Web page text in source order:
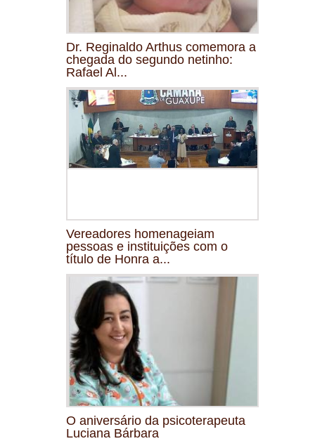
Dr. Reginaldo Arthus comemora a
chegada do segundo netinho:
Rafael Al...
Vereadores homenageiam
pessoas e instituições com o
título de Honra a...
O aniversário da psicoterapeuta
Luciana Bárbara